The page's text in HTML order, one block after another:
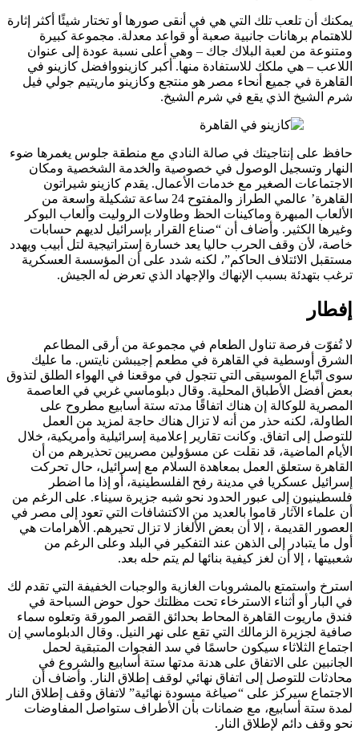
يمكنك أن تلعب تلك التي هي في أنقى صورها أو تختار شيئًا أكثر إثارة
للاهتمام برهانات جانبية صعبة أو قواعد معدلة. مجموعة كبيرة
ومتنوعة من لعبة البلاك جاك – وهي أعلى نسبة عودة إلى عنوان
اللاعب – هي ملكك للاستفادة منها. أكبر كازينووافضل كازينو في
القاهرة في جميع أنحاء مصر هو منتجع وكازينو ماريتيم جولي فيل
شرم الشيخ الذي يقع في شرم الشيخ.
حافظ على إنتاجيتك في صالة النادي مع منطقة جلوس يغمرها ضوء
النهار وتسجيل الوصول في خصوصية والخدمة الشخصية ومكان
الاجتماعات الصغير مع خدمات الأعمال. يقدم كازينو شيراتون
القاهرة’ عالمي الطراز والمفتوح 24 ساعة تشكيلة واسعة من
الألعاب المبهرة وماكينات الحظ وطاولات الروليت وألعاب البوكر
وغيرها الكثير. وأضاف أن “صناع القرار بإسرائيل لديهم حسابات
خاصة، لأن وقف الحرب حاليا يعد خسارة إستراتيجية لتل أبيب ويهدد
مستقبل الائتلاف الحاكم”، لكنه شدد على أن المؤسسة العسكرية
ترغب بتهدئة بسبب الإنهاك والإجهاد الذي تعرض له الجيش.
إفطار
لا تُفوّت فرصة تناول الطعام في مجموعة من أرقى المطاعم
الشرق أوسطية في القاهرة في مطعم إجيبشن نايتس. ما عليك
سوى اتّباع الموسيقى التي تتجول في موقعنا في الهواء الطلق لتذوق
بعض أفضل الأطباق المحلية. وقال دبلوماسي غربي في العاصمة
المصرية للوكالة إن هناك اتفاقًا مدته ستة أسابيع مطروح على
الطاولة، لكنه حذر من أنه لا تزال هناك حاجة لمزيد من العمل
للتوصل إلى اتفاق. وكانت تقارير إعلامية إسرائيلية وأمريكية، خلال
الأيام الماضية، قد نقلت عن مسؤولين مصريين تحذيرهم من أن
القاهرة ستعلق العمل بمعاهدة السلام مع إسرائيل، حال تحركت
إسرائيل عسكريا في مدينة رفح الفلسطينية، أو إذا ما اضطر
فلسطينيون إلى عبور الحدود نحو شبه جزيرة سيناء. على الرغم من
أن علماء الآثار قاموا بالعديد من الاكتشافات التي تعود إلى مصر في
العصور القديمة ، إلا أن بعض الألغاز لا تزال تحيرهم. الأهرامات هي
أول ما يتبادر إلى الذهن عند التفكير في البلد وعلى الرغم من
شعبيتها ، إلا أن لغز كيفية بنائها لم يتم حله بعد.
استرخ واستمتع بالمشروبات الغازية والوجبات الخفيفة التي تقدم لك
في البار أو أثناء الاسترخاء تحت مظلتك حول حوض السباحة في
فندق ماريوت القاهرة المحاط بحدائق القصر المورقة وتعلوه سماء
صافية لجزيرة الزمالك التي تقع على نهر النيل. وقال الدبلوماسي إن
اجتماع الثلاثاء سيكون حاسمًا في سد الفجوات المتبقية لحمل
الجانبين على الاتفاق على هدنة مدتها ستة أسابيع والشروع في
محادثات للتوصل إلى اتفاق نهائي لوقف إطلاق النار. وأضاف أن
الاجتماع سيركز على “صياغة مسودة نهائية” لاتفاق وقف إطلاق النار
لمدة ستة أسابيع، مع ضمانات بأن الأطراف ستواصل المفاوضات
نحو وقف دائم لإطلاق النار.